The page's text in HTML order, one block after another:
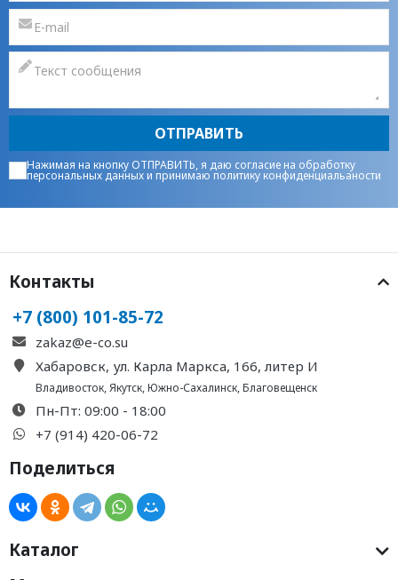
ОТПРАВИТЬ
Нажимая на кнопку ОТПРАВИТЬ, я даю согласие на обработку
персональных данныхи принимаюполитику конфиденциальаности
Контакты
+7 (800) 101-85-72
zakaz@e-co.su
Хабаровск, ул. Карла Маркса, 166, литер И
Владивосток,Якутск,Южно-Сахалинск,Благовещенск
Пн-Пт: 09:00 - 18:00
+7 (914) 420-06-72
Поделиться
Каталог